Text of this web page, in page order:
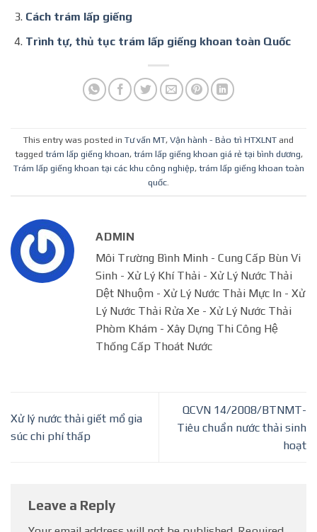
Cách trám lấp giếng
Trình tự, thủ tục trám lấp giếng khoan toàn Quốc
This entry was posted in Tư vấn MT, Vận hành - Bảo trì HTXLNT and
tagged trám lấp giếng khoan, trám lấp giếng khoan giá rẻ tại bình dương,
Trám lấp giếng khoan tại các khu công nghiệp, trám lấp giếng khoan toàn
quốc
ADMIN
Môi Trường Bình Minh - Cung Cấp Bùn Vi
Sinh - Xử Lý Khí Thải - Xử Lý Nước Thải
Dệt Nhuộm - Xử Lý Nước Thải Mực In - Xử
Lý Nước Thải Rửa Xe - Xử Lý Nước Thải
Phòm Khám - Xây Dựng Thi Công Hệ
Thống Cấp Thoát Nước
Xử lý nước thải giết mổ gia
súc chi phí thấp
QCVN 14/2008/BTNMT-
Tiêu chuẩn nước thải sinh
hoạt
Leave a Reply